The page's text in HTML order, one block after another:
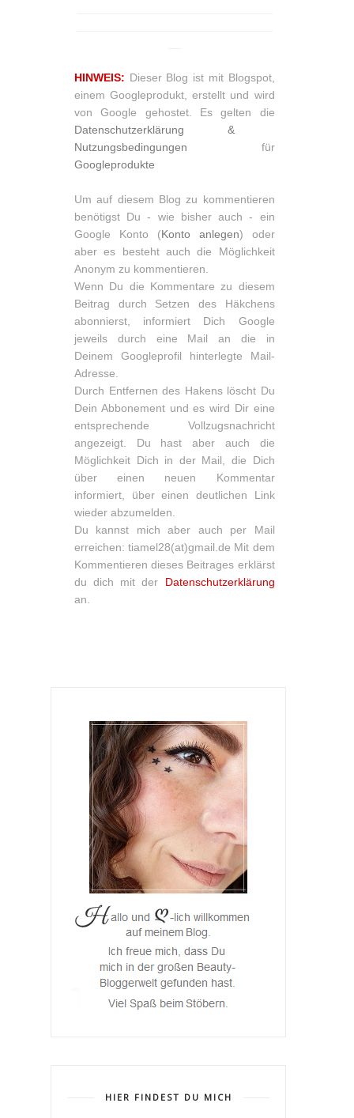
HINWEIS: Dieser Blog ist mit Blogspot,
einem Googleprodukt, erstellt und wird
von Google gehostet. Es gelten die
Datenschutzerklärung &
Nutzungsbedingungen
für
Googleprodukte
Um auf diesem Blog zu kommentieren
benötigst Du - wie bisher auch - ein
Google Konto (Konto anlegen) oder
aber es besteht auch die Möglichkeit
Anonym zu kommentieren.
Wenn Du die Kommentare zu diesem
Beitrag durch Setzen des Häkchens
abonnierst, informiert Dich Google
jeweils durch eine Mail an die in
Deinem Googleprofil hinterlegte Mail-
Adresse.
Durch Entfernen des Hakens löscht Du
Dein Abbonement und es wird Dir eine
entsprechende Vollzugsnachricht
angezeigt. Du hast aber auch die
Möglichkeit Dich in der Mail, die Dich
über einen neuen Kommentar
informiert, über einen deutlichen Link
wieder abzumelden.
Du kannst mich aber auch per Mail
erreichen: tiamel28(at)gmail.de Mit dem
Kommentieren dieses Beitrages erklärst
du dich mit der Datenschutzerklärung
an.
HIER FINDEST DU MICH